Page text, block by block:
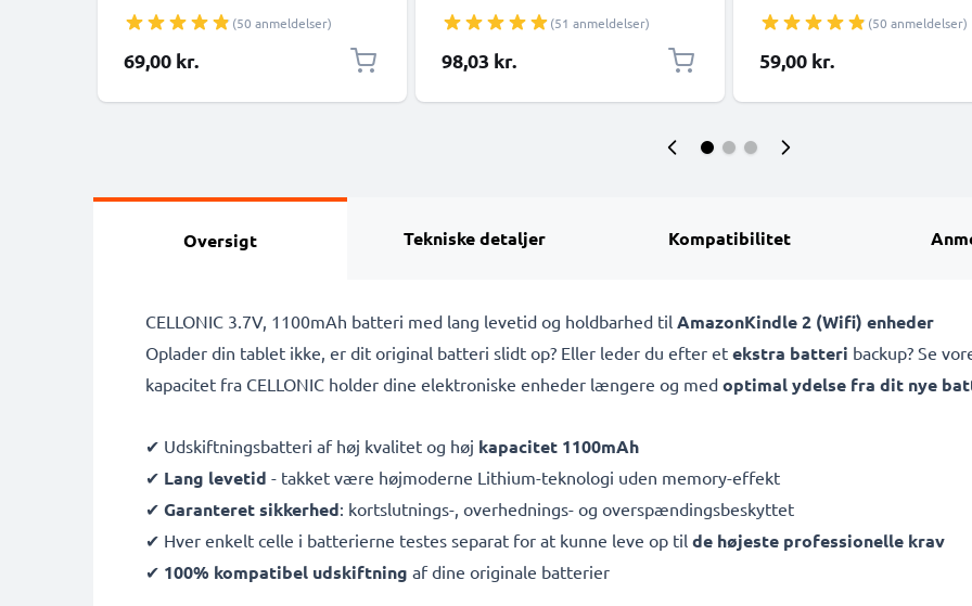
1m PVC Opladning/opladerkabel -
hvid
(50 anmeldelser)
69,00 kr.
eller GPS-ladekabel - 1A/1000 mA,
1,1 m
(51 anmeldelser)
98,03 kr.
(50 anmeldelser)
59,00 kr.
Oversigt Tekniske detaljer Kompatibilitet
CELLONIC 3.7V, 1100mAh batteri med lang levetid og holdbarhed til AmazonKindle 2 (Wifi) enheder
Oplader din tablet ikke, er dit original batteri slidt op? Eller leder du efter et ekstra batteri backup? Se
kapacitet fra CELLONIC holder dine elektroniske enheder længere og med optimal ydelse fra dit nye
✔ Udskiftningsbatteri af høj kvalitet og høj kapacitet 1100mAh
✔ Lang levetid - takket være højmoderne Lithium-teknologi uden memory-effekt
✔ Garanteret sikkerhed: kortslutnings-, overhednings- og overspændingsbeskyttet
✔ Hver enkelt celle i batterierne testes separat for at kunne leve op til de højeste professionelle krav
✔ 100% kompatibel udskiftning af dine originale batterier